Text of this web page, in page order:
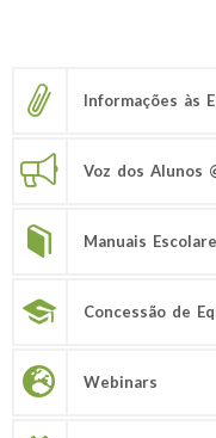
Informações às
Voz dos Alunos
Manuais
Concessão de
Webinars